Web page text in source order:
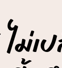
ไม่